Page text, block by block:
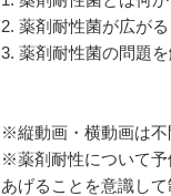
2. 薬剤耐性菌が広が
3. 薬剤耐性菌の問題
※縦動画・横動画は不
※薬剤耐性について予
あげることを意識し